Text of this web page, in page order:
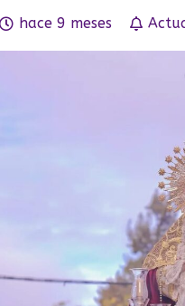
hace 9 meses